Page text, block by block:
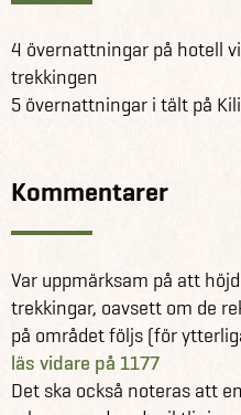
4 övernattningar på hotell
trekkingen
5 övernattningar i tält på
Kommentarer
Var uppmärksam på att
trekkingar, oavsett om de
på området följs (för
läs vidare på 1177
Det ska också noteras att